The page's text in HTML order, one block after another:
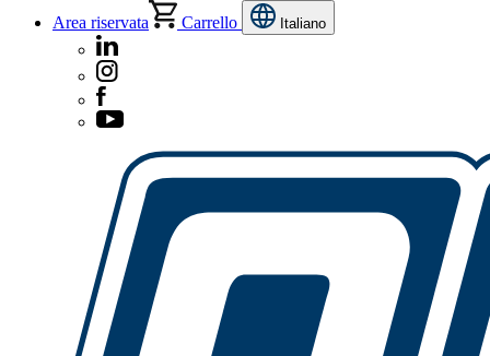
Area riservata
Carrello Italiano